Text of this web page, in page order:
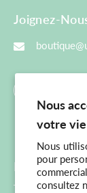
Nous
votre
Nous
pour
consultez
Joignez-
Menu